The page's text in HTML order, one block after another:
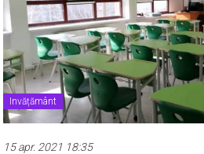
Invățământ
15 apr. 2021 18:35